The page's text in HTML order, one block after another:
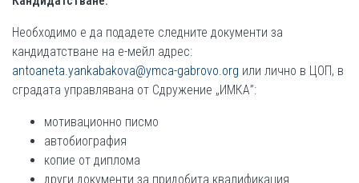
Необходимо е да подадете следните документи за
кандидатстване на е-мейл адрес:
antoaneta.yankabakova@ymca-gabrovo.org или лично в ЦОП, в
сградата управлявана от Сдружение „ИМКА”:
мотивационно писмо
автобиография
копие от диплома
други документи за придобита квалификация